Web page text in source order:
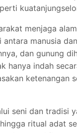
menjaga
manusia
dan gunung
hanya indah
ketenangan
seni dan tradisi
ritual adat